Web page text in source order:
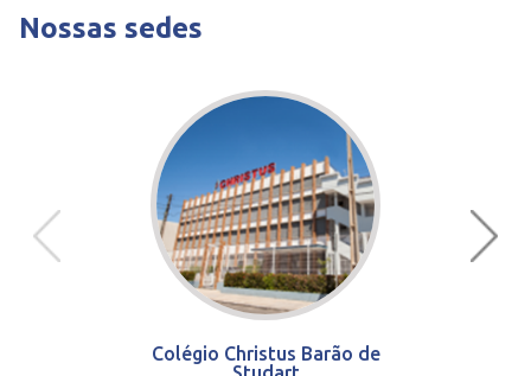
Nossas sedes
Colégio Christus Barão de